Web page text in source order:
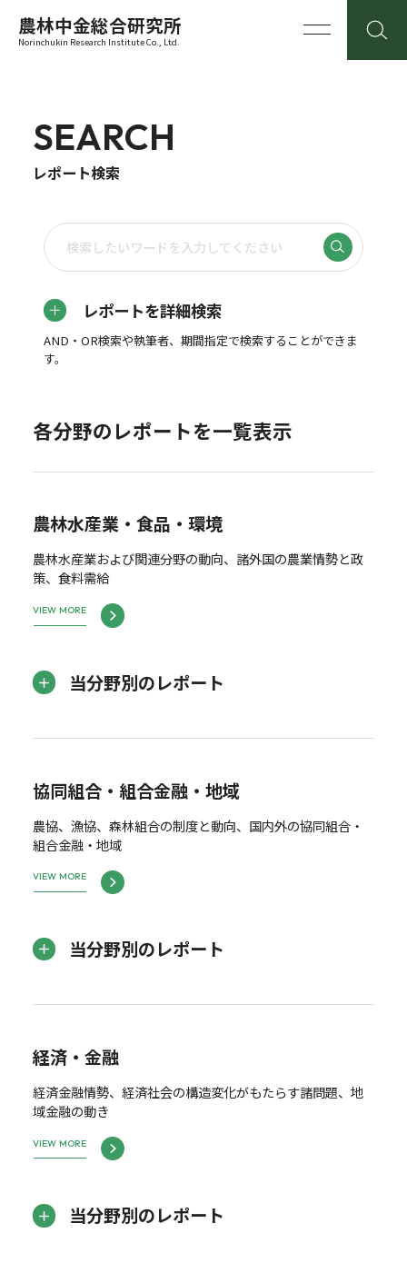
農林中金総合研究所
Norinchukin Research Institute Co., Ltd.
SEARCH
レポート検索
レポートを詳細検索
AND・OR検索や執筆者、期間指定で検索することができま
す。
各分野のレポートを一覧表示
農林水産業・食品・環境
農林水産業および関連分野の動向、諸外国の農業情勢と政
策、食料需給
VIEW MORE
当分野別のレポート
協同組合・組合金融・地域
農協、漁協、森林組合の制度と動向、国内外の協同組合・
組合金融・地域
VIEW MORE
当分野別のレポート
経済・金融
経済金融情勢、経済社会の構造変化がもたらす諸問題、地
域金融の動き
VIEW MORE
当分野別のレポート